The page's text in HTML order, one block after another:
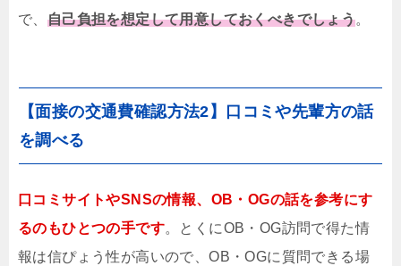
で、 自己負担を想定して用意しておくべきでしょう。
【面接の交通費確認方法2】口コミや先輩方の話
を調べる
口コミサイトやSNSの情報、OB・OGの話を参考にす
るのもひとつの手です。とくにOB・OG訪問で得た情
報は信ぴょう性が高いので、OB・OGに質問できる場